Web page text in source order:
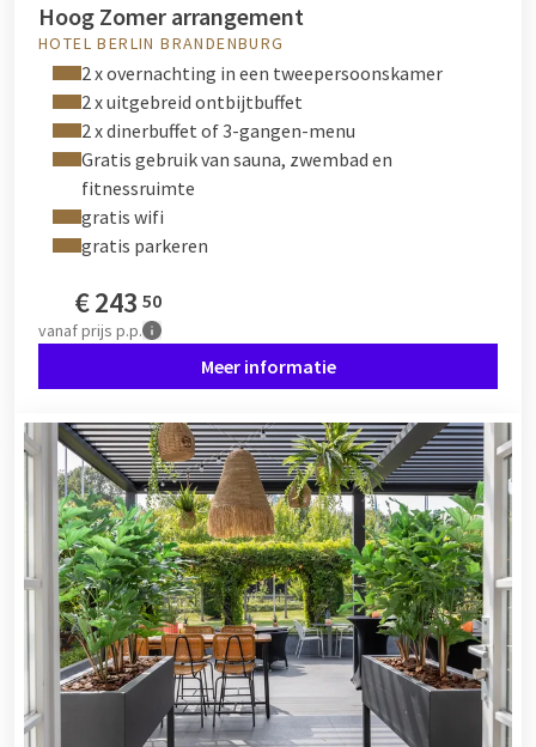
Hoog Zomer arrangement
HOTEL BERLIN BRANDENBURG
2 x overnachting in een tweepersoonskamer
2 x uitgebreid ontbijtbuffet
2 x dinerbuffet of 3-gangen-menu
Gratis gebruik van sauna, zwembad en
fitnessruimte
gratis wifi
gratis parkeren
€243 50
vanafprijs p.p.
Meer informatie